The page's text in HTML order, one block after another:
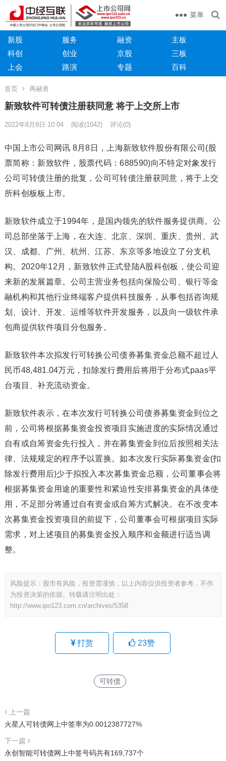
菜单
新股 服务 融资
主板
科创
创业 京股
三板
上会
路演 专题 百科
首页 再融资
新致软件可转债注册获同意 将于上交所上市
2022年8月8日 10:04 阅读(1042) 评论(0)
中国上市公司网讯 8月8日，上海新致软件股份有限公司(股
票简称：新致软件，股票代码：688590)向不特定对象发行
公司可转债注册的批复，公司可转债注册获同意，将于上交
所科创板板上市。
新致软件成立于1994年，是国内领先的软件服务提供商。公
司总部坐落于上海，在大连、北京、深圳、重庆、贵州、武
汉、成都、广州、杭州、江苏、东京等多地设立了分支机
构。2020年12月，新致软件正式登陆A股科创板，使公司迎
来新的发展篇章。公司主营业务包括向保险公司、银行等金
融机构和其他行业终端客户提供科技服务，从事包括咨询规
划、设计、开发、运维等软件开发服务，以及向一级软件承
包商提供软件项目分包服务。
新致软件本次拟发行可转换公司债券募集资金总额不超过人
民币48,481.04万元，扣除发行费用后将用于分布式paas平
台项目、补充流动资金。
新致软件表示，在本次发行可转换公司债券募集资金到位之
前，公司将根据募集资金投资项目实施进度的实际情况通过
自有或自筹资金先行投入，并在募集资金到位后按照相关法
律、法规规定的程序予以置换。如本次发行实际募集资金(扣
除发行费用后)少于拟投入本次募集资金总额，公司董事会将
根据募集资金用途的重要性和紧迫性安排募集资金的具体使
用，不足部分将通过自有资金或自筹方式解决。在不改变本
次募集资金投资项目的前提下，公司董事会可根据项目实际
需求，对上述项目的募集资金投入顺序和金额进行适当调
整。
风险提示：股市有风险，投资需谨慎，以上内容仅供投资者参考，不作
为投资决策的依据。转载请注明出处：
http://www.ipo123.com.cn/archives/5358
打赏 23赞
可转债
上一篇
火星人可转债网上中签率为0.0012387727%
下一篇
永创智能可转债网上中签号码共有169,737个